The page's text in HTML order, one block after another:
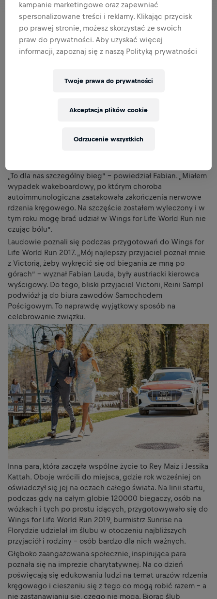
W niedzielę, 5 maja, miłość zapanowała na szóstej edycji
POWIEDZIELI SOBIE „TAK”
startem, gdy do biegu rozgrzewali się nowożeńcy - Fabian
„To dla nas szczególny bieg” - powiedział Fabian. „Miałem
wypadek wakeboardowy, po którym choroba
autoimmunologiczna zaatakowała zakończenia nerwowe
rdzenia kręgowego. Na szczęście zostałem wyleczony i w
tym roku mogę brać udział w Wings for Life World Run nie
czując bólu”.
Laudowie poznali się podczas przygotowań do Wings for
Life World Run 2017. „Mój najlepszy przyjaciel poznał mnie
z Victorią, żeby wykręcić się od biegania ze mną po
górach” - wyznał Fabian Lauda, były austriacki kierowca
wyścigowy. Do tego, bliski przyjaciel Victorii, Reini Sampl
podwiózł ją do biura zawodów Samochodem
Pościgowym. To naprawdę wyjątkowy sposób na
celebrowanie związku.
Inna para, która zaczęła wspólne życie to Rey Maiz i Jessika
Kattah. Oboje wrócili do miejsca, gdzie rok wcześniej on
oświadczył się jej na oczach całego świata. Na linii startu,
podczas gdy na całym globie 120000 biegaczy, osób na
wózkach i tych po prostu idących, przygotowywało się do
Wings for Life World Run 2019, burmistrz Sunrise na
Florydzie udzielał im ślubu w otoczeniu najbliższych
przyjaciół i rodziny – osób bardzo dla nich ważnych.
Głęboko zaangażowana społecznie, inspirująca para
poznała się na imprezie charytatywnej. Na co dzień
poświęcają się edukowaniu ludzi na temat urazów rdzenia
kręgowego i cieszeniu się z tego co mogą robić razem – a
nie zastanawianiu się, czego nie mogą. Biorąc ślub
kampanie marketingowe oraz zapewniać
spersonalizowane treści i reklamy. Klikając przycisk
po prawej stronie, możesz skorzystać ze swoich
praw do prywatności. Aby uzyskać więcej
informacji, zapoznaj się z naszą Polityką prywatności
Twoje prawa do prywatności
Odrzucenie wszystkich
Akceptacja plików cookie